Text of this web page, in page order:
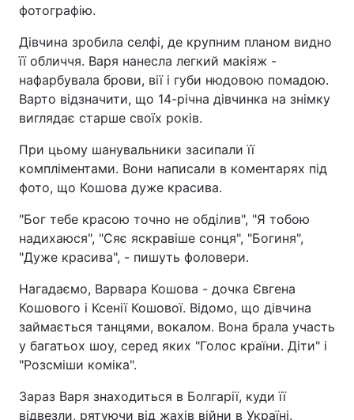
фотографію.
Дівчина зробила селфі, де крупним планом видно
її обличчя. Варя нанесла легкий макіяж -
нафарбувала брови, вії і губи нюдовою помадою.
Варто відзначити, що 14-річна дівчинка на знімку
виглядає старше своїх років.
При цьому шанувальники засипали її
компліментами. Вони написали в коментарях під
фото, що Кошова дуже красива.
"Бог тебе красою точно не обділив", "Я тобою
надихаюся", "Сяє яскравіше сонця", "Богиня",
"Дуже красива", - пишуть фоловери.
Нагадаємо, Варвара Кошова - дочка Євгена
Кошового і Ксенії Кошової. Відомо, що дівчина
займається танцями, вокалом. Вона брала участь
у багатьох шоу, серед яких "Голос країни. Діти" і
"Розсміши коміка".
Зараз Варя знаходиться в Болгарії, куди її
відвезли, рятуючи від жахів війни в Україні.